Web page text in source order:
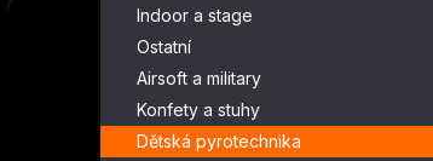
Indoor a stage
Ostatní
Airsoft a military
Konfety a stuhy
Dětská pyrotechnika